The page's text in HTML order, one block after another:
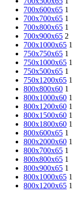
700х600х65 1
700х700х65 1
700х800х65 1
700х900х65 2
700х1000х65 1
750х750х65 1
750х1000х65 1
750х500х65 1
750х1200х65 1
800х800х60 1
800х1000х60 1
800х1200х60 1
800х1500х60 1
800х1800х60 1
800х600х65 1
800х2000х60 1
800х700х65 1
800х800х65 1
800х900х65 1
800х1000х65 1
800х1200х65 1